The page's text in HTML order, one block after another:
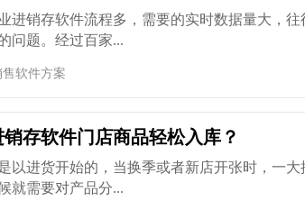
进销存软件流程多，需要的实时数据量大，往
问题。经过百家...
售软件方案
存软件门店商品轻松入库？
以进货开始的，当换季或者新店开张时，一大
就需要对产品分...